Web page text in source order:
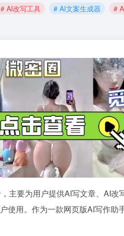
# AI改写工具 # AI文案生成器 #
，主要为用户提供AI写文章、AI
用。作为一款网页版AI写作